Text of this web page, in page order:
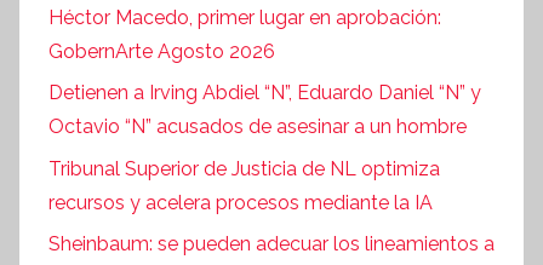
Héctor Macedo, primer lugar en aprobación:
GobernArte Agosto 2026
Detienen a Irving Abdiel “N”, Eduardo Daniel “N” y
Octavio “N” acusados de asesinar a un hombre
Tribunal Superior de Justicia de NL optimiza
recursos y acelera procesos mediante la IA
Sheinbaum: se pueden adecuar los lineamientos a